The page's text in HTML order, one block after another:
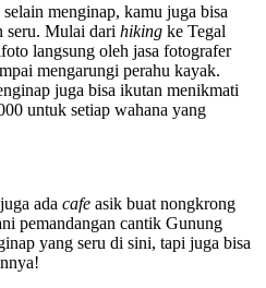
menginap, kamu juga bisa
seru. Mulai dari hiking ke Tegal
langsung oleh jasa fotografer
mengarungi perahu kayak.
juga bisa ikutan menikmati
untuk setiap wahana yang
ada cafe asik buat nongkrong
pemandangan cantik Gunung
yang seru di sini, tapi juga bisa